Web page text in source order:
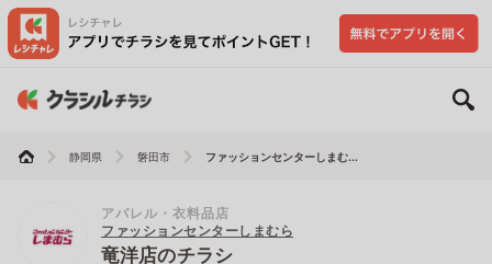
静岡県 磐田市 ファッションセンターしまむ...
アパレル・衣料品店
ファッションセンターしまむら
竜洋店のチラシ